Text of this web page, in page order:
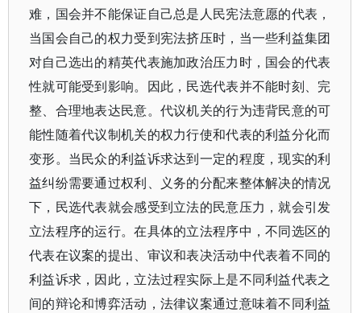
难，国会并不能保证自己总是人民宪法意愿的代表，
当国会自己的权力受到宪法挤压时，当一些利益集团
对自己选出的精英代表施加政治压力时，国会的代表
性就可能受到影响。因此，民选代表并不能时刻、完
整、合理地表达民意。代议机关的行为违背民意的可
能性随着代议制机关的权力行使和代表的利益分化而
变形。当民众的利益诉求达到一定的程度，现实的利
益纠纷需要通过权利、义务的分配来整体解决的情况
下，民选代表就会感受到立法的民意压力，就会引发
立法程序的运行。在具体的立法程序中，不同选区的
代表在议案的提出、审议和表决活动中代表着不同的
利益诉求，因此，立法过程实际上是不同利益代表之
间的辩论和博弈活动，法律议案通过意味着不同利益